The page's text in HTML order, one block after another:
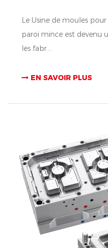
Le Usine de moules
paroi mince est devenu
les fabr...
EN SAVOIR PLUS